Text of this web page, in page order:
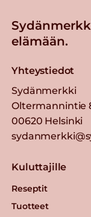
elämään.
Yhteystiedot
Sydänmerkki
Oltermannintie
00620 Helsinki
Kuluttajille
Reseptit
Tuotteet